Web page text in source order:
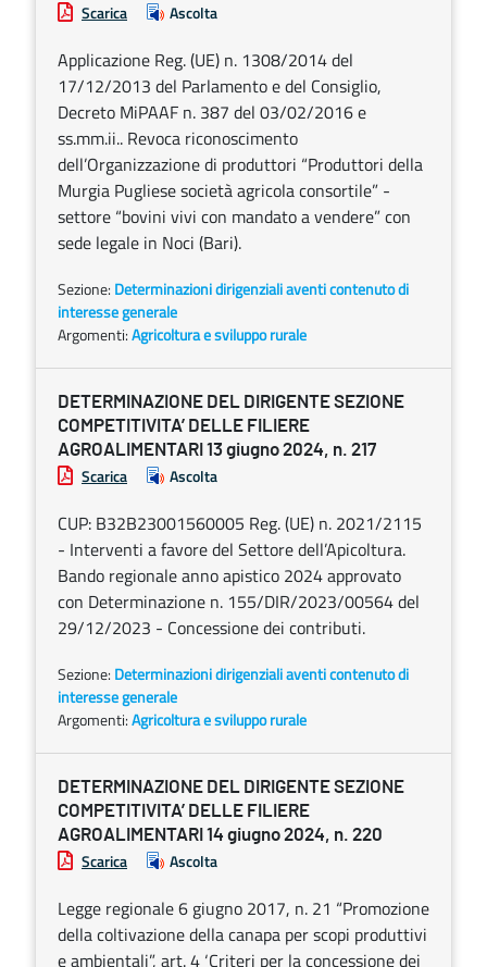
Scarica Ascolta
Applicazione Reg. (UE) n. 1308/2014 del
17/12/2013 del Parlamento e del Consiglio,
Decreto MiPAAF n. 387 del 03/02/2016 e
ss.mm.ii.. Revoca riconoscimento
dell’Organizzazione di produttori “Produttori della
Murgia Pugliese società agricola consortile” -
settore “bovini vivi con mandato a vendere” con
sede legale in Noci (Bari).
Sezione: Determinazioni dirigenziali aventi contenuto di
interesse generale
Argomenti:Agricoltura e sviluppo rurale
DETERMINAZIONE DEL DIRIGENTE SEZIONE
COMPETITIVITA’ DELLE FILIERE
AGROALIMENTARI 13 giugno 2024, n. 217
Scarica Ascolta
CUP: B32B23001560005 Reg. (UE) n. 2021/2115
- Interventi a favore del Settore dell’Apicoltura.
Bando regionale anno apistico 2024 approvato
con Determinazione n. 155/DIR/2023/00564 del
29/12/2023 - Concessione dei contributi.
Sezione: Determinazioni dirigenziali aventi contenuto di
interesse generale
Argomenti:Agricoltura e sviluppo rurale
DETERMINAZIONE DEL DIRIGENTE SEZIONE
COMPETITIVITA’ DELLE FILIERE
AGROALIMENTARI 14 giugno 2024, n. 220
Scarica Ascolta
Legge regionale 6 giugno 2017, n. 21 “Promozione
della coltivazione della canapa per scopi produttivi
e ambientali”, art. 4 ‘Criteri per la concessione dei